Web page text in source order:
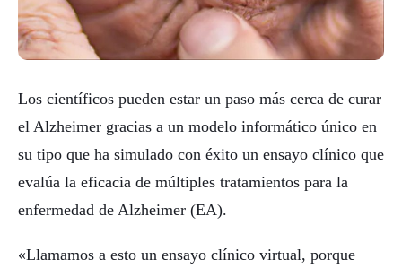
Los científicos pueden estar un paso más cerca de curar
el Alzheimer gracias a un modelo informático único en
su tipo que ha simulado con éxito un ensayo clínico que
evalúa la eficacia de múltiples tratamientos para la
enfermedad de Alzheimer (EA).
«Llamamos a esto un ensayo clínico virtual, porque